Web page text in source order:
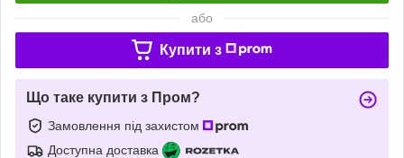
або
Купити з
Що таке купити з Пром?
Замовлення під захистом
Доступна доставка